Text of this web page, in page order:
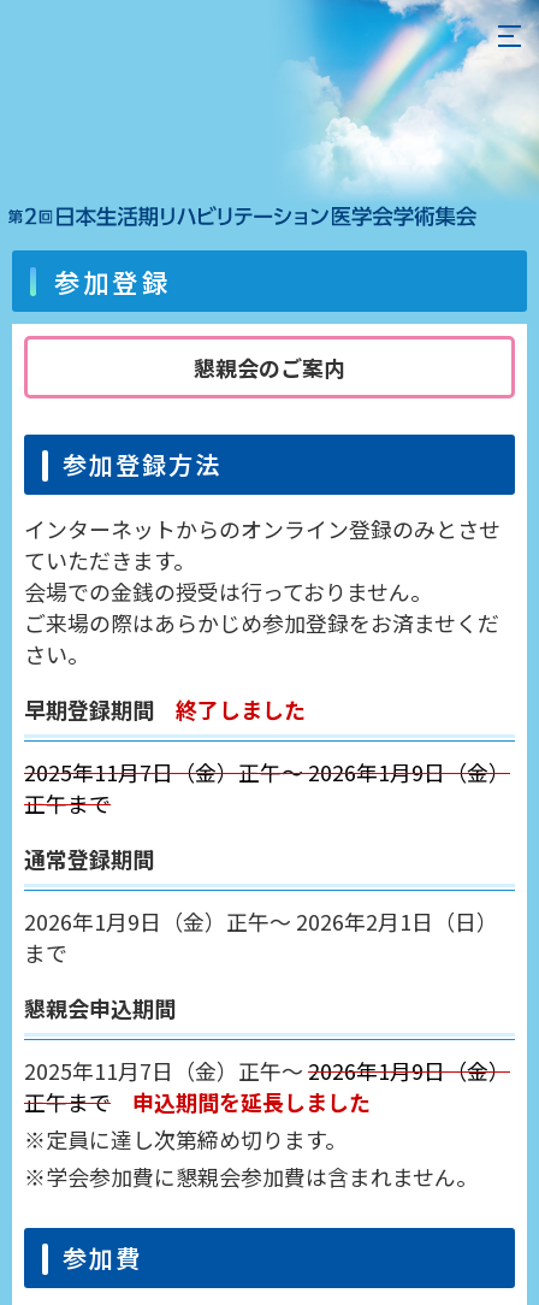
参加登録
懇親会のご案内
参加登録方法
インターネットからのオンライン登録のみとさせ
ていただきます。
会場での金銭の授受は行っておりません。
ご来場の際はあらかじめ参加登録をお済ませくだ
さい。
早期登録期間 終了しました
2025年11月7日（金）正午～ 2026年1月9日（金）
正午まで
通常登録期間
2026年1月9日（金）正午～ 2026年2月1日（日）
まで
懇親会申込期間
2025年11月7日（金）正午～2026年1月9日（金）
正午まで
申込期間を延長しました
定員に達し次第締め切ります。
学会参加費に懇親会参加費は含まれません。
参加費